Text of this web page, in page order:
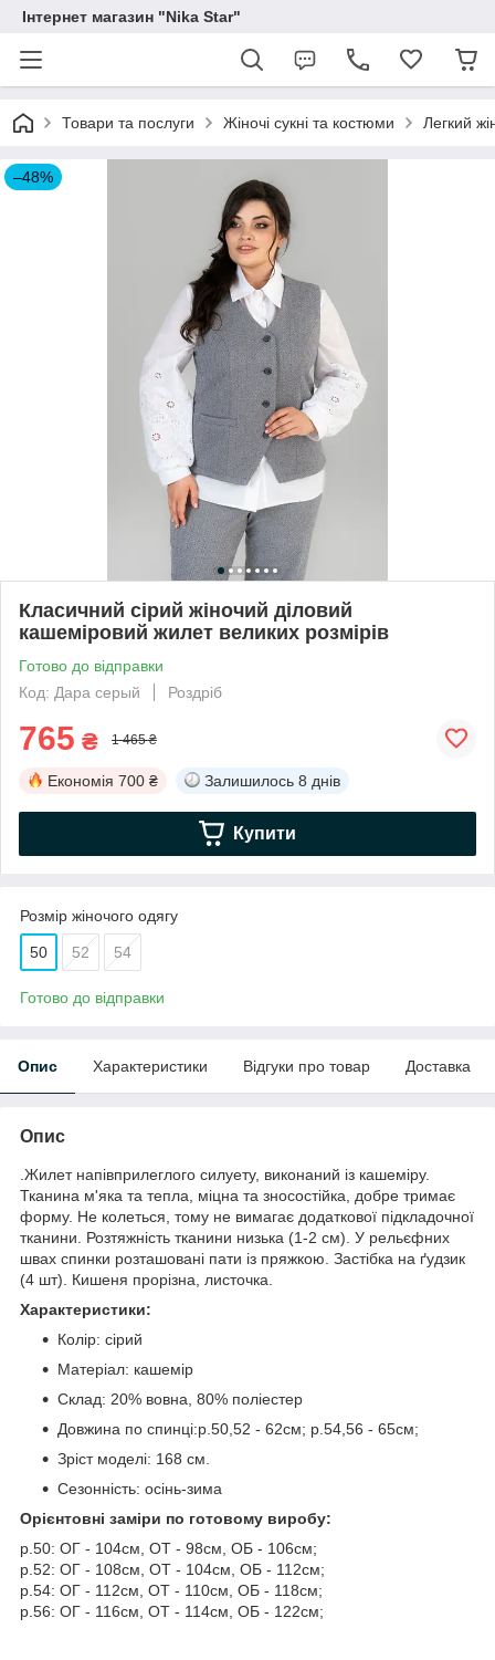
Інтернет магазин "Nika Star"
Товари та послуги Жіночі сукні та костюми Легкий
–48%
Класичний сірий жіночий діловий
кашеміровий жилет великих розмірів
Готово до відправки
Код: Дара серый
Роздріб
765 ₴ 1 465 ₴
Економія 700 ₴ Залишилось 8 днів
Купити
Розмір жіночого одягу
50 52 54
Готово до відправки
Опис Характеристики Відгуки про товар Доставка
Опис
.Жилет напівприлеглого силуету, виконаний із кашеміру.
Тканина м'яка та тепла, міцна та зносостійка, добре тримає
форму. Не колеться, тому не вимагає додаткової підкладочної
тканини. Розтяжність тканини низька (1-2 см). У рельєфних
швах спинки розташовані пати із пряжкою. Застібка на ґудзик
(4 шт). Кишеня прорізна, листочка.
Характеристики:
Колір: сірий
Матеріал: кашемір
Склад: 20% вовна, 80% поліестер
Довжина по спинці:р.50,52 - 62см; р.54,56 - 65см;
Зріст моделі: 168 см.
Сезонність: осінь-зима
Орієнтовні заміри по готовому виробу:
р.50: ОГ - 104см, ОТ - 98см, ОБ - 106см;
р.52: ОГ - 108см, ОТ - 104см, ОБ - 112см;
р.54: ОГ - 112см, ОТ - 110см, ОБ - 118см;
р.56: ОГ - 116см, ОТ - 114см, ОБ - 122см;